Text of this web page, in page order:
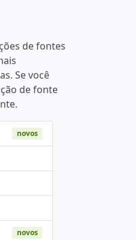
de fontes
Se você
de fonte
novos
novos